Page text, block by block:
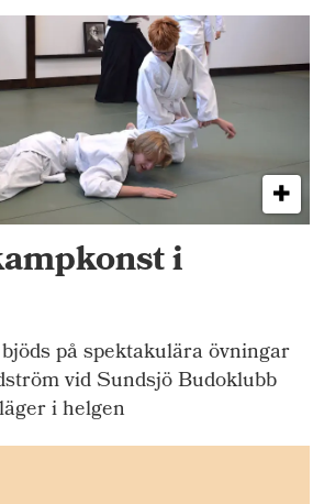
i
på spektakulära övningar
vid Sundsjö Budoklubb
i helgen